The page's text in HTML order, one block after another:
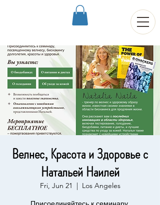
Велнес, Красота и Здоровье с
Натальей Наилей
Fri, Jun 21
  |
Los Angeles